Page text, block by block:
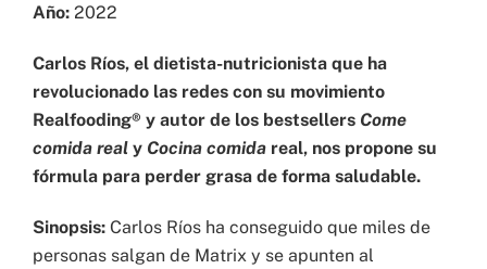
Año: 2022
Carlos Ríos, el dietista-nutricionista que ha
revolucionado las redes con su movimiento
Realfooding® y autor de los bestsellers Come
comida realy Cocina comida real, nos propone su
fórmula para perder grasa de forma saludable.
Sinopsis: Carlos Ríos ha conseguido que miles de
personas salgan de Matrix y se apunten al